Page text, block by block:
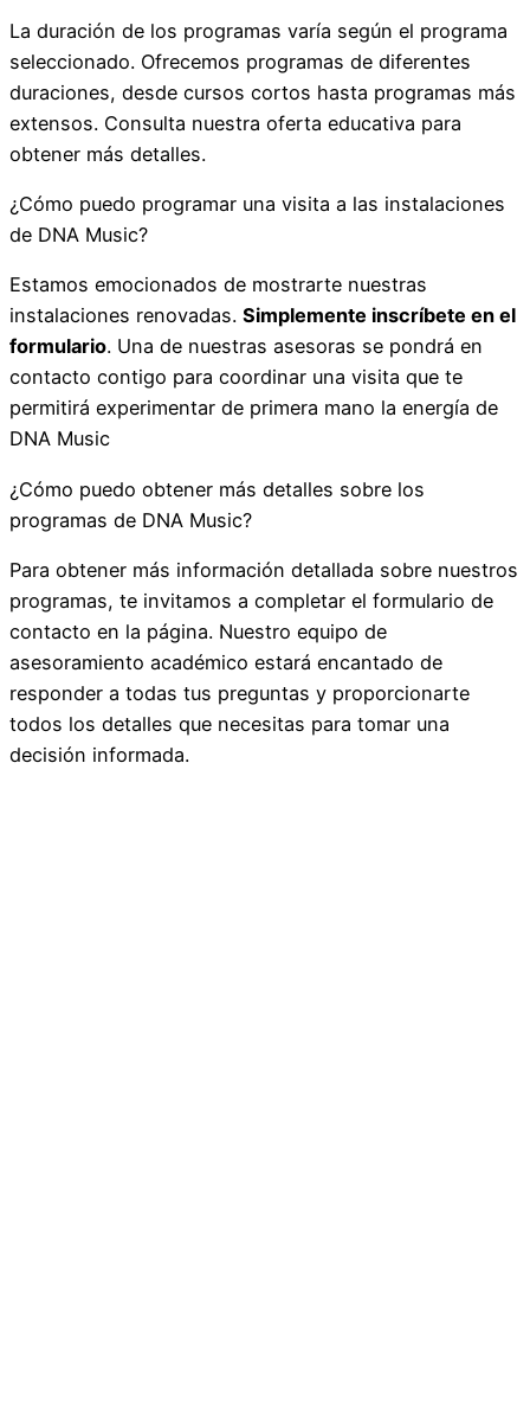
La duración de los programas varía según el programa
seleccionado. Ofrecemos programas de diferentes
duraciones, desde cursos cortos hasta programas más
extensos. Consulta nuestra oferta educativa para
obtener más detalles.
¿Cómo puedo programar una visita a las instalaciones
de DNA Music?
Estamos emocionados de mostrarte nuestras
instalaciones renovadas. Simplemente inscríbete en el
formulario. Una de nuestras asesoras se pondrá en
contacto contigo para coordinar una visita que te
permitirá experimentar de primera mano la energía de
DNA Music
¿Cómo puedo obtener más detalles sobre los
programas de DNA Music?
Para obtener más información detallada sobre nuestros
programas, te invitamos a completar el formulario de
contacto en la página. Nuestro equipo de
asesoramiento académico estará encantado de
responder a todas tus preguntas y proporcionarte
todos los detalles que necesitas para tomar una
decisión informada.